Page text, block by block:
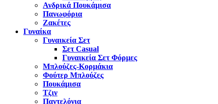
Ανδρικά Πουκάμισα
Πανωφόρια
Ζακέτες
Γυναίκα
Γυναικεία Σετ
Σετ Casual
Γυναικεία Σετ Φόρμες
Μπλούζες-Κορμάκια
Φούτερ Μπλούζες
Πουκάμισα
Τζιν
Παντελόνια